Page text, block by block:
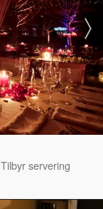
Tilbyr servering